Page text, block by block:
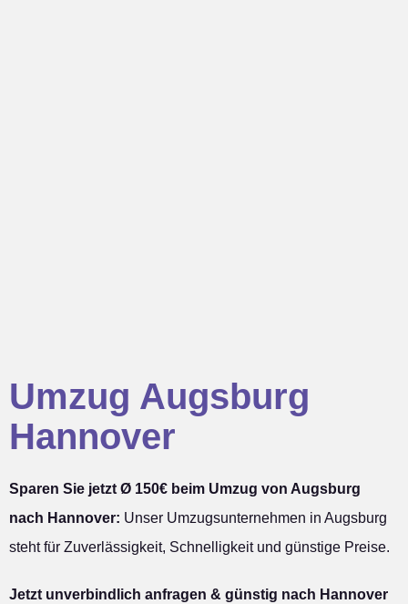
Umzug Augsburg
Hannover
Sparen Sie jetzt Ø 150€ beim Umzug von Augsburg
nach Hannover: Unser Umzugsunternehmen in Augsburg
steht für Zuverlässigkeit, Schnelligkeit und günstige Preise.
Jetzt unverbindlich anfragen & günstig nach Hannover